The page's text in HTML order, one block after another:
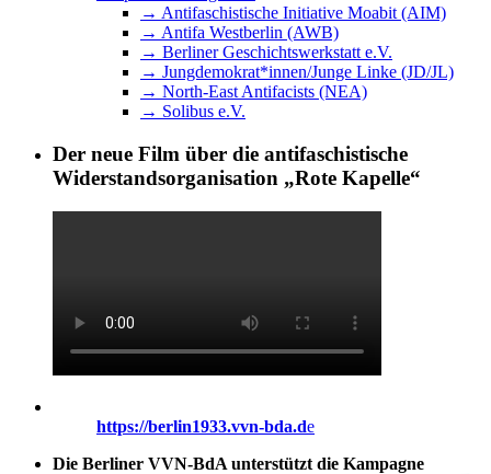
→ Antifaschistische Initiative Moabit (AIM)
→ Antifa Westberlin (AWB)
→ Berliner Geschichtswerkstatt e.V.
→ Jungdemokrat*innen/Junge Linke (JD/JL)
→ North-East Antifacists (NEA)
→ Solibus e.V.
Der neue Film über die antifaschistische
Widerstandsorganisation „Rote Kapelle“
https://berlin1933.vvn-bda.de
Die Berliner VVN-BdA unterstützt die Kampagne